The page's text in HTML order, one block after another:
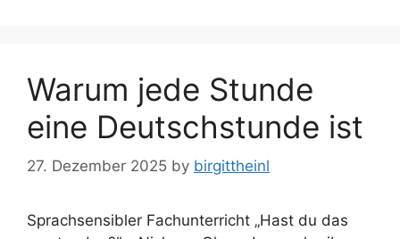
Warum jede Stunde
eine Deutschstunde ist
27. Dezember 2025 by birgittheinl
Sprachsensibler Fachunterricht „Hast du das